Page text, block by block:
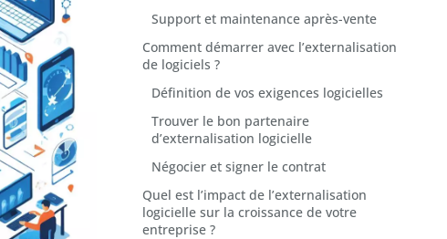
Support et maintenance après-vente
Comment démarrer avec l’externalisation
de logiciels ?
Définition de vos exigences logicielles
Trouver le bon partenaire
d’externalisation logicielle
Négocier et signer le contrat
Quel est l’impact de l’externalisation
logicielle sur la croissance de votre
entreprise ?